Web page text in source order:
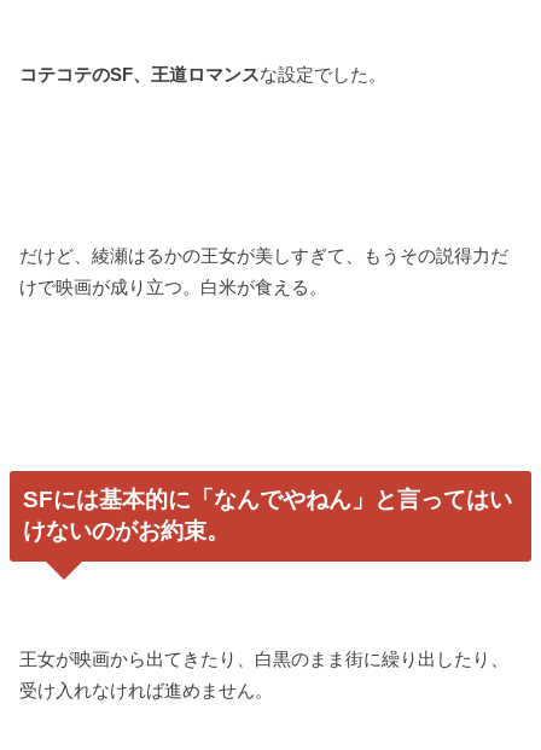
コテコテのSF、王道ロマンスな設定でした。
だけど、綾瀬はるかの王女が美しすぎて、もうその説得力だ
けで映画が成り立つ。白米が食える。
SFには基本的に「なんでやねん」と言ってはい
けないのがお約束。
王女が映画から出てきたり、白黒のまま街に繰り出したり、
受け入れなければ進めません。